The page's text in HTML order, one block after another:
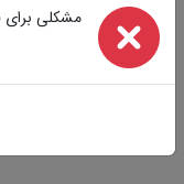
مشکلی برای